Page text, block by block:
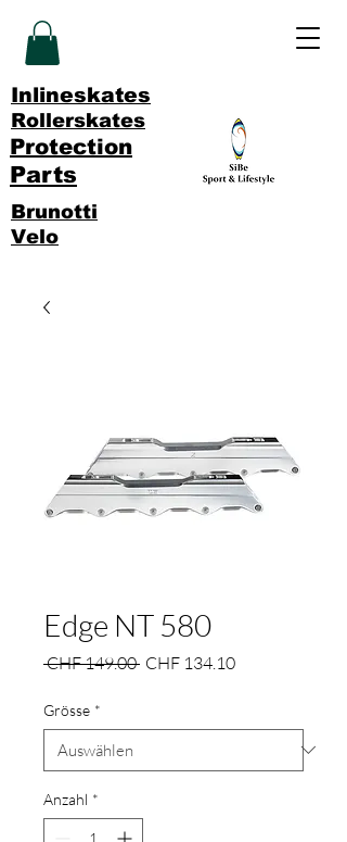
Inlineskates
Rollerskates
Protection
Parts
Brunotti
Velo
Edge NT 580
CHF 149.00 Standardpreis
CHF 134.10Sale-
Grösse *
Anzahl *